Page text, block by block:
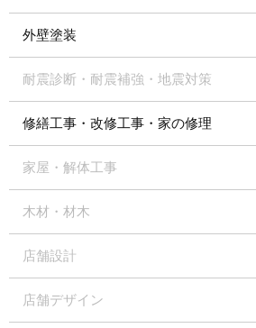
外壁塗装
耐震診断・耐震補強・地震対策
修繕工事・改修工事・家の修理
家屋・解体工事
木材・材木
店舗設計
店舗デザイン